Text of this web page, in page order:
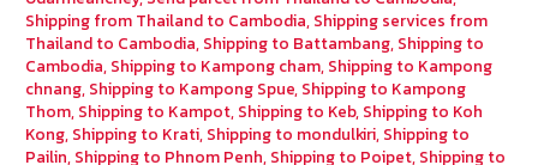
Shipping from Thailand to Cambodia, Shipping services from
Thailand to Cambodia, Shipping to Battambang, Shipping to
Cambodia, Shipping to Kampong cham, Shipping to Kampong
chnang, Shipping to Kampong Spue, Shipping to Kampong
Thom, Shipping to Kampot, Shipping to Keb, Shipping to Koh
Kong, Shipping to Krati, Shipping to mondulkiri, Shipping to
Pailin, Shipping to Phnom Penh, Shipping to Poipet, Shipping to